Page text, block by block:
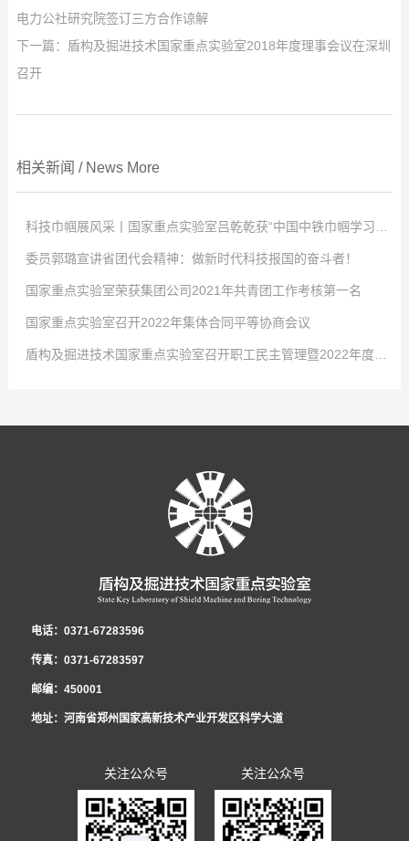
电力公社研究院签订三方合作谅解
下一篇： 盾构及掘进技术国家重点实验室2018年度理事会议在深圳
召开
相关新闻 / News More
科技巾帼展风采丨国家重点实验室吕乾乾获“中国中铁巾帼学习标兵”称号
点击次数: 0
2022 -04 -02
4月2日，中国中铁股份有限公司对优秀女职工进行表彰，以充分发挥学习典
型示范引领作用，激发全体女职工的自我学习意识，国家重点实验室工程师吕
道局优秀共青团干部、中国中铁青年岗位能手等荣誉称号。主持和参与了中国
中铁股份有限公司重大课题在内的十余项科研工作，围绕课题开展了大量的理
论分析、数值模拟及室内试验工作。研制了可以模拟低真空复杂工况的系统平
台，研发了适用于低真空隧道的新型管片结构和密封材料，为第五代交通的建
委员郭璐宣讲省团代会精神：做新时代科技报国的奋斗者！
点击次数: 0
2022 -01 -29
-大会现场- 共青团河南省第十五次代表大会2021年12月26日至27日，共青
家重点实验室青年郭璐以团代表的身份参加了此次会议并成功当选河南省第十
五届团委委员。-郭璐在会场- 2021年12月31日上午，盾构及掘进技术国家
重点实验室团工委组织召开了宣贯共青团河南省第十五次代表大会精神暨“学党
史”专题组织生活会。新当选共青团河南省十五届委员会委员郭璐结合团代会的
个面向”的创新领域挑大梁，当主角，这为我们青年员工以后的科技创新工作指
明了方向。报告中提到的实施创新创造攀登行动，联动全省实验室体系、高
校、科研院所、开发园区、科技企业，搭建青年科技合作平台，汇聚青年科创
国家重点实验室荣获集团公司2021年共青团工作考核第一名
点击次数: 0
2022 -01 -29
名后，实验室团青工作再获此殊荣。2021年，在集团公司团委和实验室党政的
正确领导和大力支持下，实验室团工委深入贯彻党的十九大精神、党的十九届
六中全会精神、团的十八大精神，不忘初心、牢记使命，发挥青年智慧与活
力，展现青年责任与担当，为实验室在新形势下的创新发展贡献青春和力量，
国家重点实验室召开2022年集体合同平等协商会议
点击次数: 0
委书记、工会工委主任李治国，执行主任曾垂刚，各部室职工代表和劳务学生
代表参加了会议。 为切实维护职工的合法权益，发展和谐稳定的劳动关系，
根据相关法律、法规，结合实验室实际，实验室工会工委、行政代表和职工代
表在《2021年集体合同》《女职工权益保护专项集体合同》的基础上，共同起
要充分认识到平等协商集体合同的重要意义，扎实做好职工民主管理，切实维
护好职工的合法权益，持续增强职工凝聚力和战斗力，为开创实验室改革发展
新局面而努力奋斗。
盾构及掘进技术国家重点实验室召开职工民主管理暨2022年度工作会议
议在郑州隆重召开，实验室领导班子及全体员工参会。大会传达了中铁隧道局
五届二次职代会暨2022年度工作会议精神，全面总结了盾构及掘进技术国家重
点实验室2021年度工作，深刻分析了当前面临的新形势，安排部署了2022年
重要任务。国家重点实验室职工民主管理暨2022年度工作会议 党工委书记、
室发展工作，贯彻新发展理念，构建新发展格局，聚焦研发推广服务主业，全
面推动改革创新，深入推动全面从严治党，努力打造忠诚干净担当的干部队
伍，不断提升党建工作水平，以高质量党建引领实验室科技创新新局面，为推
电话：0371-67283596
传真：0371-67283597
邮编：450001
地址：河南省郑州国家高新技术产业开发区科学大道
关注公众号 关注公众号